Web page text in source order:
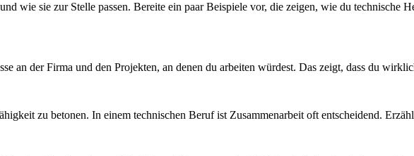
wie sie zur Stelle passen. Bereite ein paar Beispiele vor, die zeigen, wie du technische
an der Firma und den Projekten, an denen du arbeiten würdest. Das zeigt, dass du
zu betonen. In einem technischen Beruf ist Zusammenarbeit oft entscheidend.